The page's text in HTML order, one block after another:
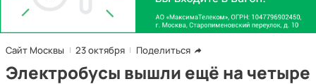
Сайт Москвы 23 октября Поделиться
Электробусы вышли ещё на четыре